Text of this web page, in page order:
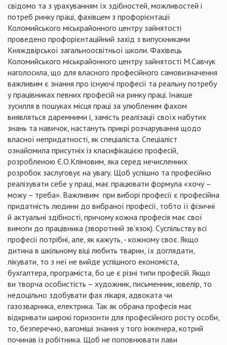
свідомо та з урахуванням їх здібностей, можливостей і
потреб ринку праці, фахівцем з профорієнтації
Коломийського міськрайонного центру зайнятості
проведено профорієнтаційний захід з випускниками
Княждвірської загальноосвітньої школи. Фахівець
Коломийського міськрайонного центру зайнятості М.Савчук
наголосила, що для власного професійного самовизначення
важливим є знання про існуючі професії та реальну потребу
у працівниках певних професій на ринку праці. Інакше
зусилля в пошуках місця праці за улюбленим фахом
виявляться даремними і, замість реалізації своїх набутих
знань та навичок, настануть прикрі розчарування щодо
власної непридатності, як спеціаліста. Спеціаліст
ознайомила присутніх із класифікацією професій,
розробленою Є.О.Клімовим, яка серед нечисленних
розробок заслуговує на увагу. Щоб успішно та професійно
реалізувати себе у праці, має працювати формула «хочу –
можу – треба». Важливим при виборі професії є професійна
придатність людини до вибраної професії, тобто її фізичні
й актуальні здібності, причому кожна професія має свої
вимоги до працівника (зворотний зв'язок). Суспільству всі
професії потрібні, але, як кажуть, - кожному своє. Якщо
дитина в шкільному віці любить тварин, їх доглядати,
лікувати, то з неї не вийде успішного економіста,
бухгалтера, програміста, бо це є різні типи професій. Якщо
ви творча особистість – художник, письменник, ювелір, то
недоцільно здобувати фах лікаря, адвоката чи
газозварника, електрика. Так як обрана професія має
відкривати широкі горизонти для професійного росту особи,
то, безперечно, вагоміші знання у того інженера, котрий
починав із робітника. Щоб не поповнювати лави